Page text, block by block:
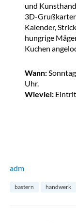
und
3D-
Kalender,
hungrige
Kuchen
Wann:
Uhr.
Wieviel:
adm
bastern handwerk